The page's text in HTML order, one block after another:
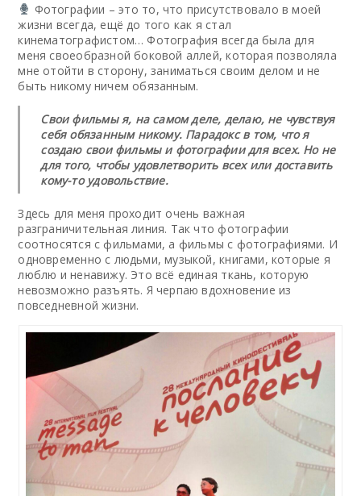
Фотографии – это то, что присутствовало в моей
жизни всегда, ещё до того как я стал
кинематографистом… Фотография всегда была для
меня своеобразной боковой аллей, которая позволяла
мне отойти в сторону, заниматься своим делом и не
быть никому ничем обязанным.
Свои фильмы я, на самом деле, делаю, не чувствуя
себя обязанным никому. Парадокс в том, что я
создаю свои фильмы и фотографии для всех. Но не
для того, чтобы удовлетворить всех или доставить
кому-то удовольствие.
Здесь для меня проходит очень важная
разграничительная линия. Так что фотографии
соотносятся с фильмами, а фильмы с фотографиями. И
одновременно с людьми, музыкой, книгами, которые я
люблю и ненавижу. Это всё единая ткань, которую
невозможно разъять. Я черпаю вдохновение из
повседневной жизни.